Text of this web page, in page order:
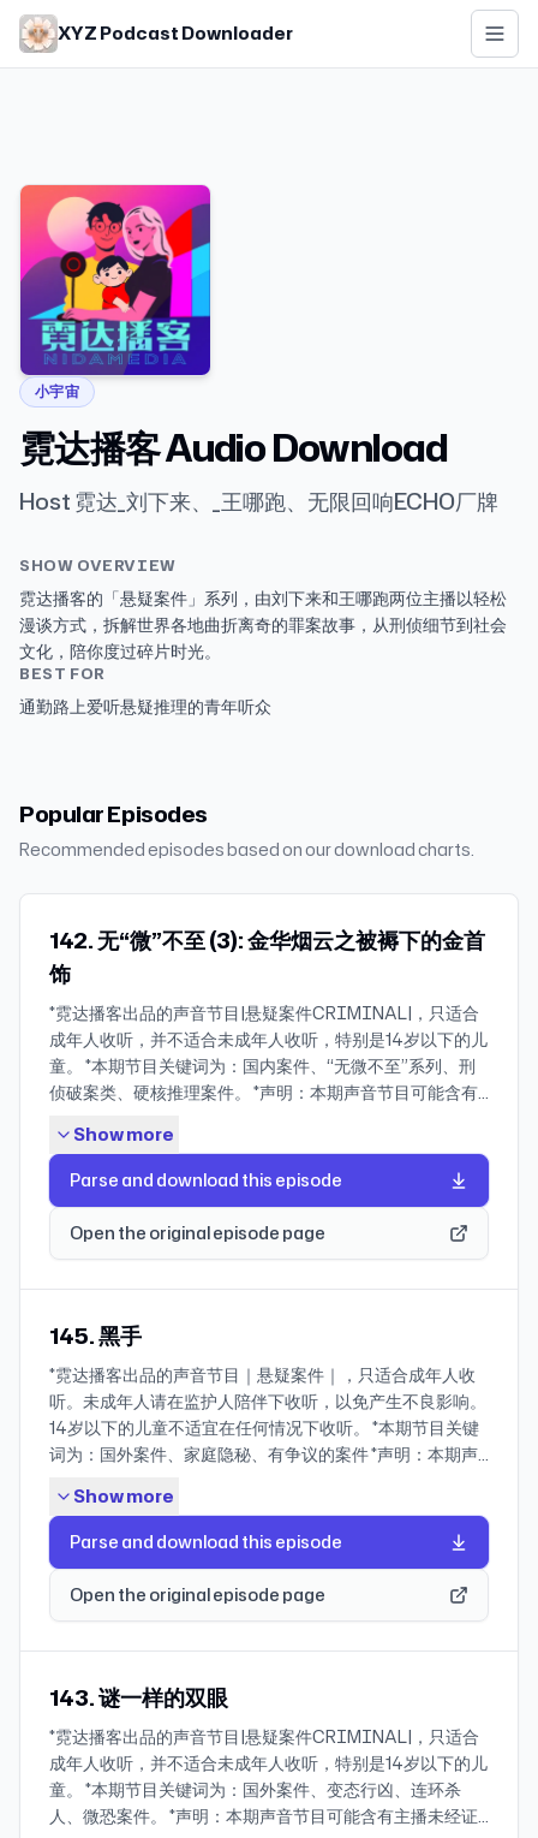
Skip to main content
XYZ Podcast Downloader
小宇宙
霓达播客 Audio Download
Host 霓达_刘下来、_王哪跑、无限回响ECHO厂牌
SHOW OVERVIEW
霓达播客的「悬疑案件」系列，由刘下来和王哪跑两位主播以轻松
漫谈方式，拆解世界各地曲折离奇的罪案故事，从刑侦细节到社会
文化，陪你度过碎片时光。
BEST FOR
通勤路上爱听悬疑推理的青年听众
Popular Episodes
Recommended episodes based on our download charts.
142. 无“微”不至 (3): 金华烟云之被褥下的金首
饰
*霓达播客出品的声音节目|悬疑案件CRIMINAL|，只适合
成年人收听，并不适合未成年人收听，特别是14岁以下的儿
童。 *本期节目关键词为：国内案件、“无微不至”系列、刑
侦破案类、硬核推理案件。 *声明：本期声音节目可能含有
关书籍、报刊、杂志等渠道；节目中的观点及讲述纯属主播
个人基于事件的客观解读；同时，受限于主播知识结构、认
知水平、人生经历以及主播在参考、阅览、理解手头资料准
确性的局限，节目内容仅供参考，不可作为官方结论予以理
解和散播。欢迎您的指正、纠错和讨论。 * 引入 大家好，欢
理案件！ 这是发生在1995年浙江金华的一起算是比较冷门
烟雨朦胧的婺州古城，以及那条横贯金华的婺江。这条婺江
把金华市从地理上一分为二，形成了如今的江北老城和江南
新区。 斗胆用了一下谐音梗，以林语堂老爷子那本《京华烟
云》，做了本期的标题：江南新区的发展成就了如今繁华如
梦的金华市，但世事无常的人间故事，可能才是映射我们个
体生命的永恒主题。 那咱们就回到31年前，金华市江南新区
的那个夜晚。 * TIMELINE 00:00-04:39 本期开场 04:39-
13:24 小徐的惊魂夜 13:24-20:35 现场初步勘察 20:35-
26:38 死者的背调 26:38-33:43 第一次案情分析会 33:43-
37:14 调查的死局 37:14-44:44 第二次案情分析会 44:44-
50:33 案件的突破 50:33-55:20 追凶 55:20-58:00 本期结
References and Materials 1. 翁里、丁寰翔,《刑事侦查原
理与案例教程》，2014年，清华大学出版社; 2. 张文琴，
《刑事案件侦查》，2007年，公安大学出版社； 3. 本期音
乐均为PublicFree Music.
Show more
Parse and download this episode
Open the original episode page
145. 黑手
*霓达播客出品的声音节目｜悬疑案件｜，只适合成年人收
听。未成年人请在监护人陪伴下收听，以免产生不良影响。
14岁以下的儿童不适宜在任何情况下收听。 *本期节目关键
词为：国外案件、家庭隐秘、有争议的案件 *声明：本期声
网络报道以及相关书籍、报刊、杂志等渠道；节目中的观点
及讲述纯属主播个人基于事件的客观解读；同时，受限于主
播知识结构、认知水平、人生经历以及主播在参考、阅览、
理解手头资料准确性的局限，节目内容仅供参考，不可作为
官方结论予以理解和散播。欢迎您的指正、纠错和讨论。 *
的家庭往往幸福指数很高。 不过，1994年6月20日，一个
常一样，起床为附近的居民送报纸。可等他回到家中，他看
到了令他终生难忘的恐怖画面。 他的母亲、父亲、两个妹
妹、以及年仅14岁的弟弟，全部惨死家中。 当警方抵达现
场时，青年倒在地上，双手掩面，痛苦令他蜷缩着身体。他
Show more
Parse and download this episode
Open the original episode page
143. 谜一样的双眼
*霓达播客出品的声音节目|悬疑案件CRIMINAL|，只适合
成年人收听，并不适合未成年人收听，特别是14岁以下的儿
童。 *本期节目关键词为：国外案件、变态行凶、连环杀
人、微恐案件。 *声明：本期声音节目可能含有主播未经证